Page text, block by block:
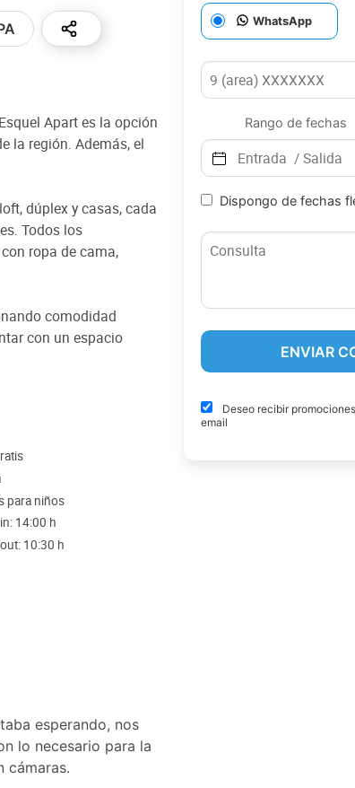
Apart es la opción
la región. Además, el
dúplex y casas, cada
Todos los
ropa de cama,
comodidad
con un espacio
para niños
14:00 h
10:30 h
esperando, nos
lo necesario para la
cámaras.
WhatsApp
Rango de fechas
Dispongo de fechas
Deseo recibir
email